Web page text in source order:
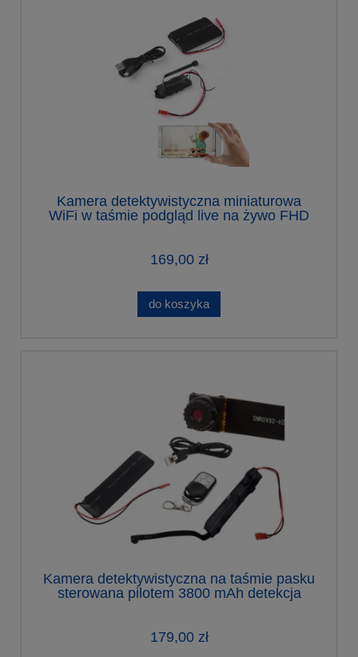
Kamera detektywistyczna miniaturowa
WiFi w taśmie podgląd live na żywo FHD
169,00 zł
do koszyka
Kamera detektywistyczna na taśmie pasku
sterowana pilotem 3800 mAh detekcja
179,00 zł